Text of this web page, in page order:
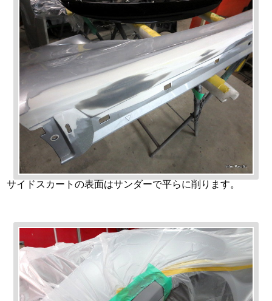
サイドスカートの表面はサンダーで平らに削ります。